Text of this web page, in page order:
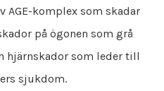
AGE-komplex som skadar
på ögonen som grå
hjärnskador som leder till
sjukdom.